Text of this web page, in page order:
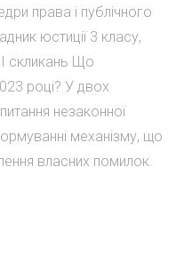
права і публічного
юстиції 3 класу,
скликань Що
році? У двох
незаконної
механізму, що
власних помилок.